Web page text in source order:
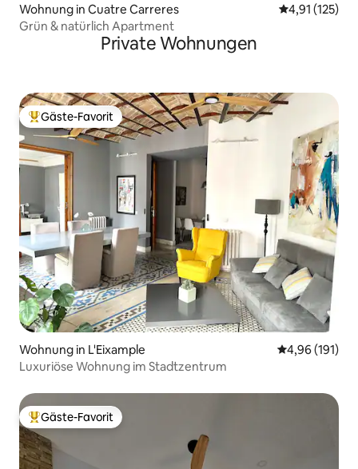
Wohnung in Cuatre Carreres
4,91 (125)
Grün & natürlich Apartment
Private Wohnungen
Beliebter Gäste-Favorit.
Gäste-Favorit
Wohnung in L'Eixample
4,96 (191)
Luxuriöse Wohnung im Stadtzentrum
Beliebter Gäste-Favorit.
Gäste-Favorit